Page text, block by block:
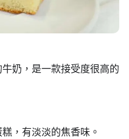
奶，是一款接受度很高的
，有淡淡的焦香味。